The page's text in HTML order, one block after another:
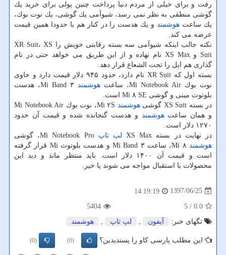
رفت و برای خیلی از مردم دنیا پرداخت چنین پولی برای خرید یك
گوشی منطقی به نظر نمی رسد، شیوآمی یك گوشی، یك نوت بوك،
یك ساعت هوشمندو یك هدست را در كنار هم با حدودا همین قیمت
عرضه می كند.
نكته جالب اینكه شیوآمی سه بسته رقابتی خویش را XR Suit، XS
Suit و XS Max نام نهاده و از این طریق می خواهد حتی در نام
گذاری هم اپل را تحت الشعاع قرار دهد.
بسته اول كه XR Suit نام دارد، حدود ۹۴۵ دلار قیمت دارد و حاوی
نوت بوك Mi Notebook Air، ساعت
هوشمند
Mi Band ۳، هدست
بلوتوث مینی و گوشی Mi ۸ SE است.
در بسته XS Suit گوشی
هوشمند
Mi ۲S، نوت بوك Mi Notebook Air
و همان ساعتهوشمند و هدست گنجانده شده و قیمت آن حدود
۱۲۷۰ دلار است.
در نهایت در بسته XS Max
لپ تاپ Mi Notebook Pro، گوشی
هوشمند
Mi ۸، ساعت Mi Band ۳ و هدست بلوتوث Mi قرار گرفته
است و قیمت آن ۱۴۰۰ دلار است. باید منتظر ماند و دید این
محصولات با استقبال مواجه می شوند یا خیر.
1397/06/25
14:19:19
0.0
/ 5
5404
تگهای خبر:
آیفون لپ تاپ هوشمند
این مطلب پارسی کاو را پسندیدین؟ (0)
(0)